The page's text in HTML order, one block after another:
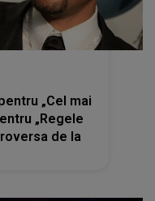
„Cel mai
„Regele
de la